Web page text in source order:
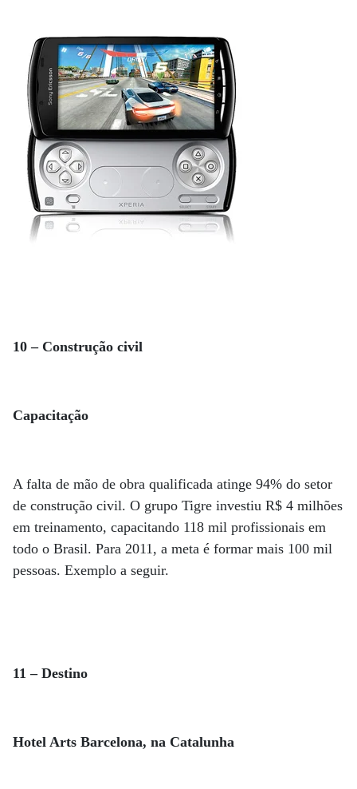
10 – Construção civil
Capacitação
A falta de mão de obra qualificada atinge 94% do setor
de construção civil. O grupo Tigre investiu R$ 4 milhões
em treinamento, capacitando 118 mil profissionais em
todo o Brasil. Para 2011, a meta é formar mais 100 mil
pessoas. Exemplo a seguir.
11 – Destino
Hotel Arts Barcelona, na Catalunha